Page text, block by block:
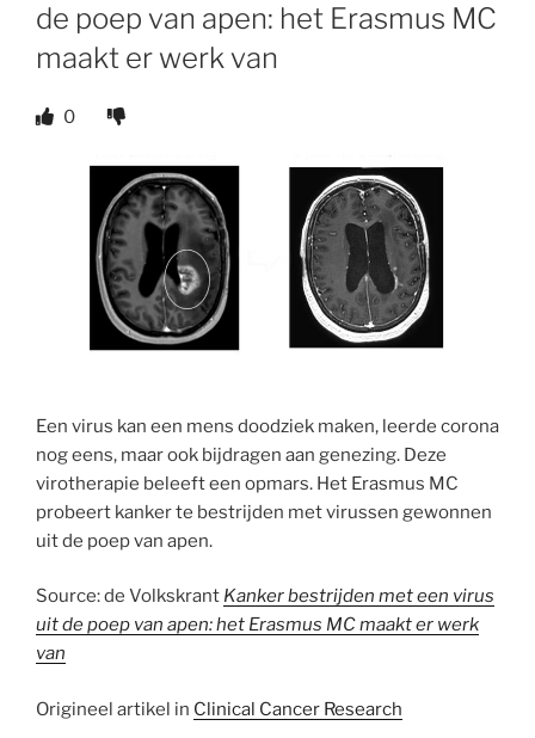
de poep van apen: het Erasmus MC
maakt er werk van
0
Een virus kan een mens doodziek maken, leerde corona
nog eens, maar ook bijdragen aan genezing. Deze
virotherapie beleeft een opmars. Het Erasmus MC
probeert kanker te bestrijden met virussen gewonnen
uit de poep van apen.
Source: de Volkskrant Kanker bestrijden met een virus
uit de poep van apen: het Erasmus MC maakt er werk
van
Origineel artikel in Clinical Cancer Research